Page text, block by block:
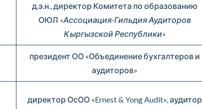
д.э.н., директор Комитета по образованию
ОЮЛ «Ассоциация-Гильдия Аудиторов
Кыргызской Республики»
президент ОО «Объединение бухгалтеров и
аудиторов»
директор ОсОО «Ernest & Yong Audit», аудитор